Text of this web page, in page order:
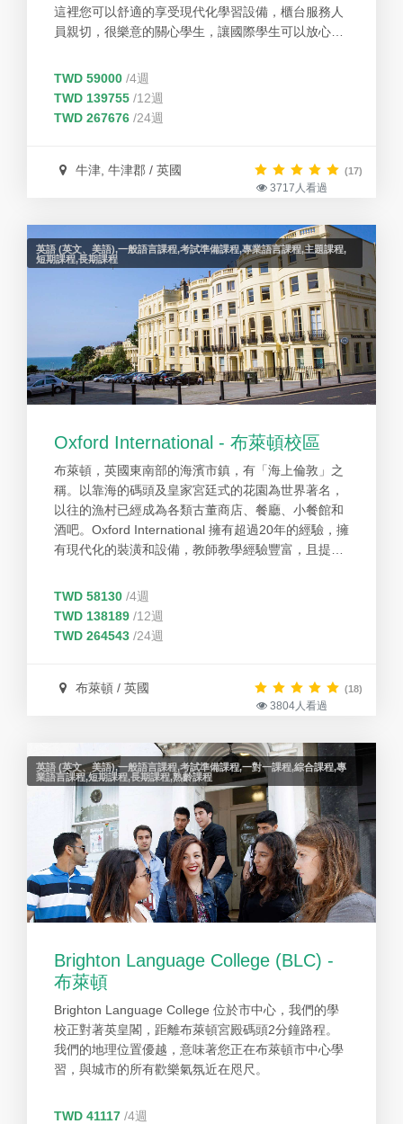
這裡您可以舒適的享受現代化學習設備，櫃台服務人
員親切，很樂意的關心學生，讓國際學生可以放心地
有現代化的裝潢和設備，教師教學經驗豐富，且提供
熱情的工作人員，讓學生可以安心自在的學習英文。
TWD 59000 /4週
TWD 139755 /12週
TWD 267676 /24週
牛津, 牛津郡 / 英國 (17)
3717人看過
英語 (英文、美語),一般語言課程,考試準備課程,專業語言課程,主題課程,
短期課程,長期課程
Oxford International - 布萊頓校區
布萊頓，英國東南部的海濱市鎮，有「海上倫敦」之
稱。以靠海的碼頭及皇家宮廷式的花園為世界著名，
以往的漁村已經成為各類古董商店、餐廳、小餐館和
酒吧。Oxford International 擁有超過20年的經驗，擁
有現代化的裝潢和設備，教師教學經驗豐富，且提供
TWD 58130 /4週
TWD 138189 /12週
TWD 264543 /24週
布萊頓 / 英國 (18)
3804人看過
英語 (英文、美語),一般語言課程,考試準備課程,一對一課程,綜合課程,專
業語言課程,短期課程,長期課程,熟齡課程
Brighton Language College (BLC) -
布萊頓
Brighton Language College 位於市中心，我們的學
校正對著英皇閣，距離布萊頓宮殿碼頭2分鐘路程。
我們的地理位置優越，意味著您正在布萊頓市中心學
習，與城市的所有歡樂氣氛近在咫尺。
TWD 41117 /4週